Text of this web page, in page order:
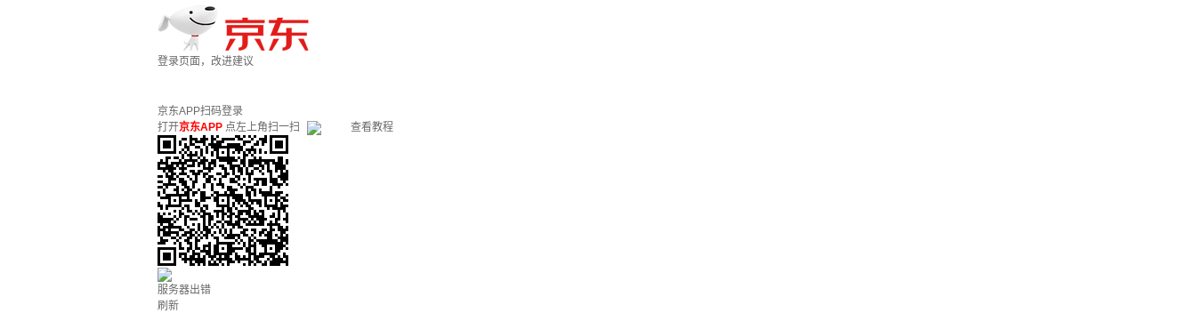
登录页面，改进建议
京东APP扫码登录
打开京东APP 点左上角扫一扫 查看教程
服务器出错
刷新